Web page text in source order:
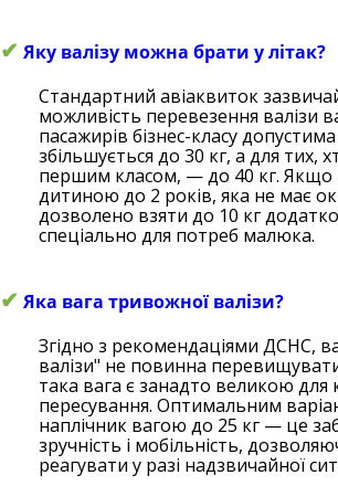
✔ Яку валізу можна брати у літак?
Стандартний авіаквиток
можливість перевезення валізи
пасажирів бізнес-класу
збільшується до 30 кг, а для тих,
першим класом, — до 40 кг. Якщо
дитиною до 2 років, яка не має
дозволено взяти до 10 кг
спеціально для потреб малюка.
✔ Яка вага тривожної валізи?
Згідно з рекомендаціями ДСНС,
валізи" не повинна
така вага є занадто великою
пересування. Оптимальним
наплічник вагою до 25 кг — це
зручність і мобільність,
реагувати у разі надзвичайної